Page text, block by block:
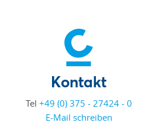
Kontakt
Tel +49 (0) 375 - 27424 - 0
E-Mail schreiben